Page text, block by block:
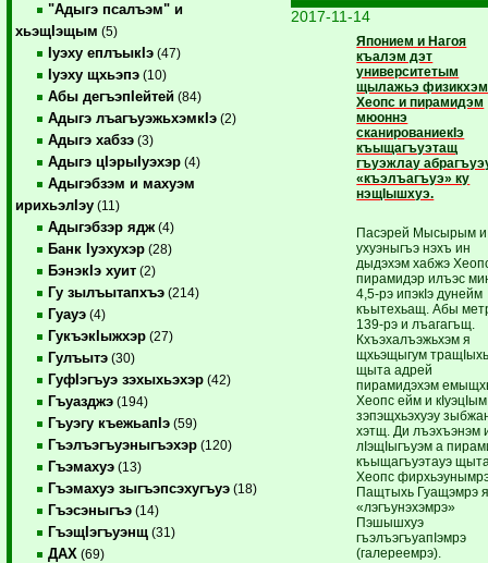
"Адыгэ псалъэм" и
хьэщIэщым (5)
Iуэху еплъыкIэ (47)
Iуэху щхьэпэ (10)
Абы дегъэпIейтей (84)
Адыгэ лъагъуэжьхэмкIэ (2)
Адыгэ хабзэ (3)
Адыгэ цIэрыIуэхэр (4)
Адыгэбзэм и махуэм
ирихьэлIэу (11)
Адыгэбзэр ядж (4)
Банк Iуэхухэр (28)
БэнэкIэ хуит (2)
Гу зылъытапхъэ (214)
Гуауэ (4)
ГукъэкIыжхэр (27)
Гулъытэ (30)
ГуфIэгъуэ зэхыхьэхэр (42)
Гъуазджэ (194)
Гъуэгу къежьапIэ (59)
Гъэлъэгъуэныгъэхэр (120)
Гъэмахуэ (13)
Гъэмахуэ зыгъэпсэхугъуэ (18)
Гъэсэныгъэ (14)
ГъэщIэгъуэнщ (31)
ДАХ (69)
2017-11-14
Японием и Нагоя
къалэм дэт
университетым
щылажьэ физикхэм
Хеопс и пирамидэм
мюоннэ
сканированиекIэ
къыщагъуэтащ
гъуэжлау
«къэлъагъуэ» ку
нэщIышхуэ.
Пасэрей Мысырым и
ухуэныгъэ нэхъ ин
дыдэхэм хабжэ
пирамидэр илъэс
4,5-рэ ипэкIэ дунейм
къытехьащ. Абы
139-рэ и лъагагъщ.
Кхъэхалъэжьхэм я
щхьэщыгум
щыта адрей
пирамидэхэм
Хеопс ейм и
зэпэщхьэхуэу
хэтщ. Ди лъэхъэнэм
лIэщIыгъуэм а
къыщагъуэтауэ
Хеопс
Пащтыхь Гуащэмрэ
«лэгъунэхэмрэ»
Пэшышхуэ
гъэлъэгъуапIэмрэ
(галереемрэ).